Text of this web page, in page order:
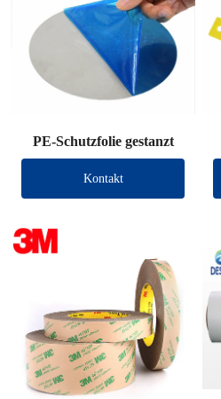
PE-Schutzfolie gestanzt
Kontakt